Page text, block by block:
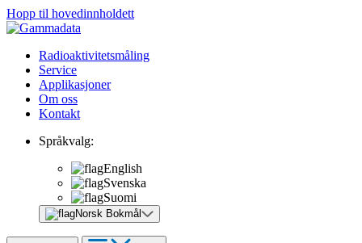
Hopp til hovedinnholdett
Radioaktivitetsmåling
Service
Applikasjoner
Om oss
Kontakt
Språkvalg:
English
Svenska
Suomi
Norsk Bokmål